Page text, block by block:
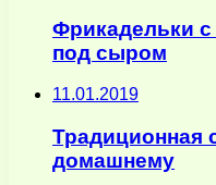
Фрикадельки
под сыром
11.01.2019
Традиционная
домашнему